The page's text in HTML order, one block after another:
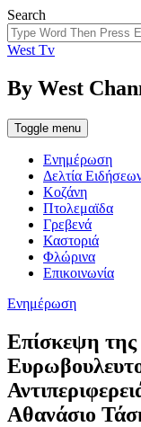
Search
West Tv
By West
Toggle menu
Ενημέρωση
Δελτία
Κοζάνη
Πτολεμαϊδα
Γρεβενά
Καστοριά
Φλώρινα
Επικοινωνία
Categories
Ενημέρωση
Επίσκεψη
Αθανάσιο